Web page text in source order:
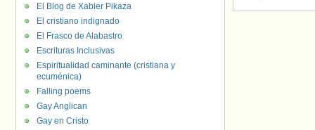
El Blog de Xabier Pikaza
El cristiano indignado
El Frasco de Alabastro
Escrituras Inclusivas
Espiritualidad caminante (cristiana y
ecuménica)
Falling poems
Gay Anglican
Gay en Cristo